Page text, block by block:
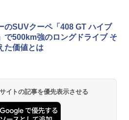
のSUVクーペ「408 GT ハイブ
で500km強のロングドライブ そ
た価値とは
イトの記事を優先表示させる